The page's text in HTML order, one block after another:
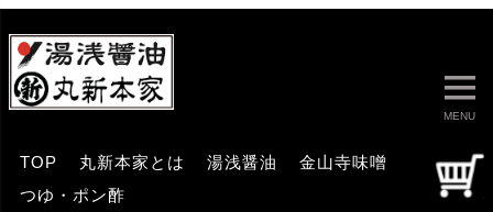
MENU
TOP 丸新本家とは 湯浅醤油
金山寺味噌
つゆ・ポン酢